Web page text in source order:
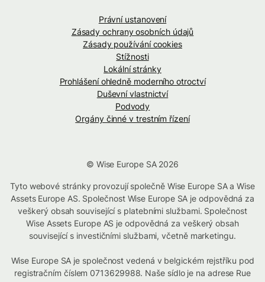
Právní ustanovení
Zásady ochrany osobních údajů
Zásady používání cookies
Stížnosti
Lokální stránky
Prohlášení ohledně moderního otroctví
Duševní vlastnictví
Podvody
Orgány činné v trestním řízení
© Wise Europe SA 2026
Tyto webové stránky provozují společně Wise Europe SA a Wise
Assets Europe AS. Společnost Wise Europe SA je odpovědná za
veškerý obsah související s platebními službami. Společnost
Wise Assets Europe AS je odpovědná za veškerý obsah
související s investičními službami, včetně marketingu.
Wise Europe SA je společnost vedená v belgickém rejstříku pod
registračním číslem 0713629988. Naše sídlo je na adrese Rue